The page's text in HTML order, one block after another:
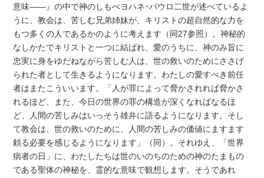
意味――』の中で神のしもべヨハネ･パウロ二世が述べているよ
うに、教会は、苦しむ兄弟姉妹が、キリストの超自然的な力を
もつ多くの人であるかのように考えます（同27参照）。神秘的
なしかたでキリストと一つに結ばれ、愛のうちに、神のみ旨に
忠実に身をゆだねながら苦しむ人は、世の救いのためにささげ
られた者として生きるようになります。わたしの愛すべき前任
者はまたこういいます。「人が罪によって脅かされれば脅かさ
れるほど、また、今日の世界の罪の構造が深くなればなるほ
ど、人間の苦しみはいっそう雄弁に語るようになります。そし
て教会は、世の救いのために、人間の苦しみの価値にますます
頼る必要を感じるようになります」（同）。それゆえ、「世界
病者の日」に、わたしたちは世のいのちのための神のたまもの
である聖体の神秘を、霊的な意味で観想します。そうであれ